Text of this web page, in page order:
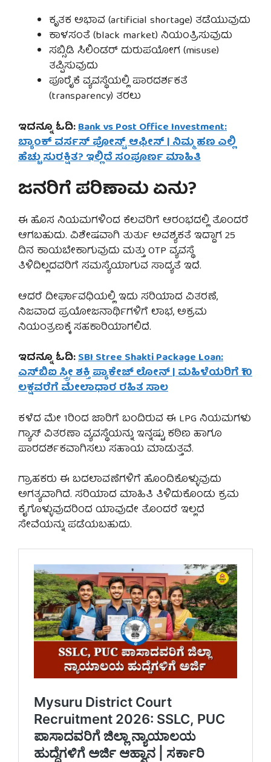
ಕೃತಕ ಅಭಾವ (artificial shortage) ತಡೆಯುವುದು
ಕಾಳಸಂತೆ (black market) ನಿಯಂತ್ರಿಸುವುದು
ಸಬ್ಸಿಡಿ ಸಿಲಿಂಡರ್ ದುರುಪಯೋಗ (misuse)
ತಪ್ಪಿಸುವುದು
ಪೂರೈಕೆ ವ್ಯವಸ್ಥೆಯಲ್ಲಿ ಪಾರದರ್ಶಕತೆ
(transparency) ತರಲು
ಇದನ್ನೂ ಓದಿ:Bank vs Post Office Investment:
ಬ್ಯಾಂಕ್ ವರ್ಸಸ್ ಪೋಸ್ಟ್ ಆಫೀಸ್ | ನಿಮ್ಮ ಹಣ ಎಲ್ಲಿ
ಹೆಚ್ಚು ಸುರಕ್ಷಿತ? ಇಲ್ಲಿದೆ ಸಂಪೂರ್ಣ ಮಾಹಿತಿ
ಜನರಿಗೆ ಪರಿಣಾಮ ಏನು?
ಈ ಹೊಸ ನಿಯಮಗಳಿಂದ ಕೆಲವರಿಗೆ ಆರಂಭದಲ್ಲಿ ತೊಂದರೆ
ಆಗಬಹುದು. ವಿಶೇಷವಾಗಿ ತುರ್ತು ಅವಶ್ಯಕತೆ ಇದ್ದಾಗ 25
ದಿನ ಕಾಯಬೇಕಾಗುವುದು ಮತ್ತು OTP ವ್ಯವಸ್ಥೆ
ತಿಳಿದಿಲ್ಲದವರಿಗೆ ಸಮಸ್ಯೆಯಾಗುವ ಸಾದ್ಯತೆ ಇದೆ.
ಆದರೆ ದೀರ್ಘಾವಧಿಯಲ್ಲಿ ಇದು ಸರಿಯಾದ ವಿತರಣೆ,
ನಿಜವಾದ ಪ್ರಯೋಜನಾರ್ಥಿಗಳಿಗೆ ಲಾಭ, ಅಕ್ರಮ
ನಿಯಂತ್ರಣಕ್ಕೆ ಸಹಕಾರಿಯಾಗಲಿದೆ.
ಇದನ್ನೂ ಓದಿ:SBI Stree Shakti Package Loan:
ಎಸ್‌ಬಿಐ ಸ್ತ್ರೀ ಶಕ್ತಿ ಪ್ಯಾಕೇಜ್ ಲೋನ್ | ಮಹಿಳೆಯರಿಗೆ ₹10
ಲಕ್ಷವರೆಗೆ ಮೇಲಾಧಾರ ರಹಿತ ಸಾಲ
ಕಳೆದ ಮೇ 1ರಿಂದ ಜಾರಿಗೆ ಬಂದಿರುವ ಈ LPG ನಿಯಮಗಳು
ಗ್ಯಾಸ್ ವಿತರಣಾ ವ್ಯವಸ್ಥೆಯನ್ನು ಇನ್ನಷ್ಟು ಕಠಿಣ ಹಾಗೂ
ಪಾರದರ್ಶಕವಾಗಿಸಲು ಸಹಾಯ ಮಾಡುತ್ತವೆ.
ಗ್ರಾಹಕರು ಈ ಬದಲಾವಣೆಗಳಿಗೆ ಹೊಂದಿಕೊಳ್ಳುವುದು
ಅಗತ್ಯವಾಗಿದೆ. ಸರಿಯಾದ ಮಾಹಿತಿ ತಿಳಿದುಕೊಂಡು ಕ್ರಮ
ಕೈಗೊಳ್ಳುವುದರಿಂದ ಯಾವುದೇ ತೊಂದರೆ ಇಲ್ಲದೆ
ಸೇವೆಯನ್ನು ಪಡೆಯಬಹುದು.